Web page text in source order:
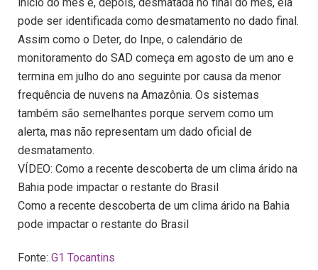
pode ser identificada como desmatamento no dado final.
Assim como o Deter, do Inpe, o calendário de
monitoramento do SAD começa em agosto de um ano e
termina em julho do ano seguinte por causa da menor
frequência de nuvens na Amazônia. Os sistemas
também são semelhantes porque servem como um
alerta, mas não representam um dado oficial de
desmatamento.
VÍDEO: Como a recente descoberta de um clima árido na
Bahia pode impactar o restante do Brasil
Como a recente descoberta de um clima árido na Bahia
pode impactar o restante do Brasil
Fonte: G1 Tocantins